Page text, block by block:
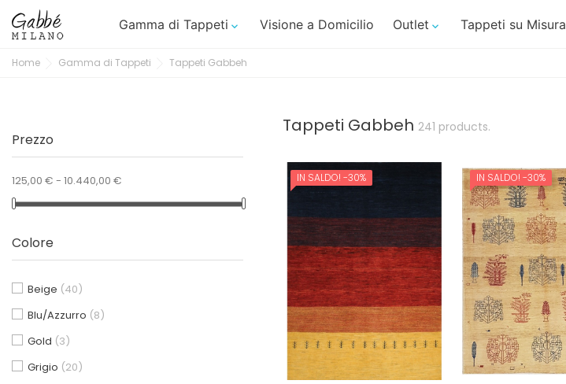
Gamma di Tappeti  Visione a Domicilio Outlet  Tappeti su Misura
Home Gamma di Tappeti Tappeti Gabbeh
Prezzo
125,00 € - 10.440,00 €
Colore
Beige (40)
Blu/Azzurro (8)
Gold (3)
Grigio (20)
Tappeti Gabbeh 241 products.
IN SALDO!-30% IN SALDO!-30%